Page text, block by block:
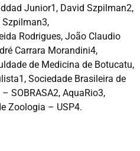
Junior1, David Szpilman2,
Szpilman3,
Rodrigues, João Claudio
Carrara Morandini4,
de Medicina de Botucatu,
Sociedade Brasileira de
SOBRASA2, AquaRio3,
Zoologia – USP4.